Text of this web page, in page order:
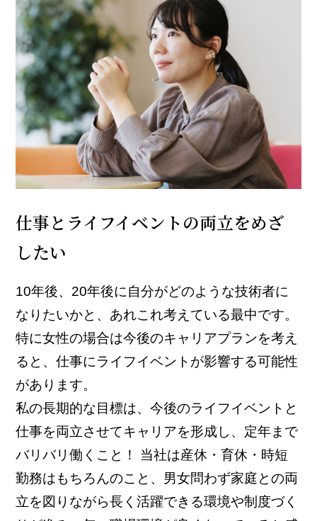
仕事とライフイベントの両立をめざ
したい
10年後、20年後に自分がどのような技術者に
なりたいかと、あれこれ考えている最中です。
特に女性の場合は今後のキャリアプランを考え
ると、仕事にライフイベントが影響する可能性
があります。
私の長期的な目標は、今後のライフイベントと
仕事を両立させてキャリアを形成し、定年まで
バリバリ働くこと！ 当社は産休・育休・時短
勤務はもちろんのこと、男女問わず家庭との両
立を図りながら長く活躍できる環境や制度づく